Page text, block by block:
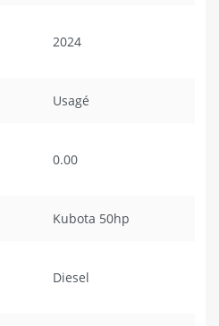
2024
Usagé
0.00
Kubota 50hp
Diesel